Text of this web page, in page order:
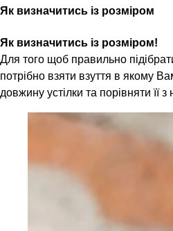
Як визначитись із розміром
Як визначитись із розміром!
Для того щоб правильно
потрібно взяти взуття в якому
довжину устілки та порівняти її